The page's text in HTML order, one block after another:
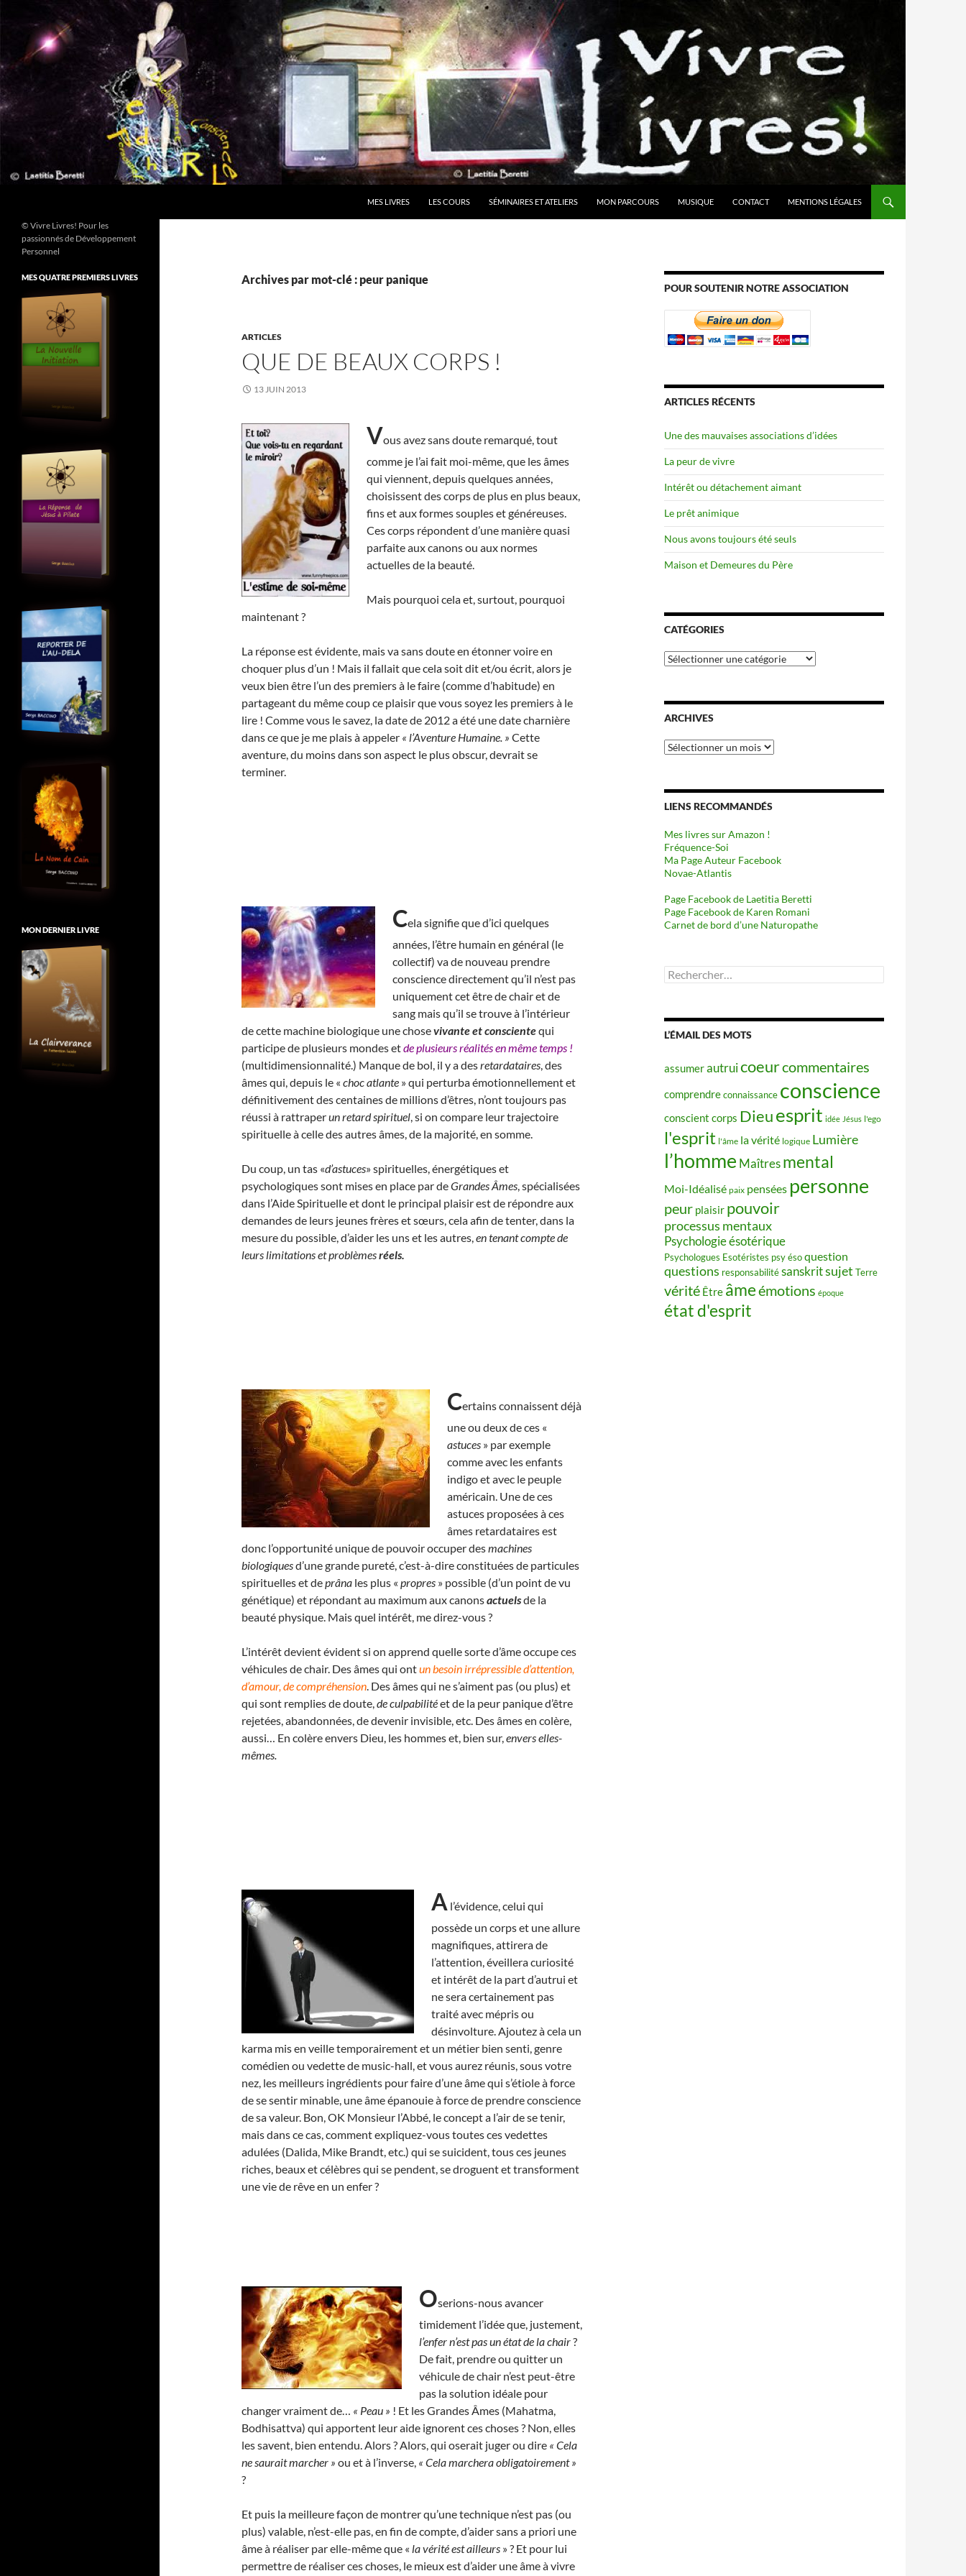
contenu
MES LIVRES LES COURS SÉMINAIRES ET ATELIERS MON PARCOURS MUSIQUE CONTACT MENTIONS LÉGALES
Archives par mot-clé : peur panique
ARTICLES
QUE DE BEAUX CORPS !
13 JUIN 2013
Vous avez sans doute remarqué, tout
comme je l’ai fait moi-même, que les âmes
qui viennent, depuis quelques années,
choisissent des corps de plus en plus beaux,
fins et aux formes souples et généreuses.
Ces corps répondent d’une manière quasi
parfaite aux canons ou aux normes
actuelles de la beauté.
Mais pourquoi cela et, surtout, pourquoi
maintenant ?
La réponse est évidente, mais va sans doute en étonner voire en
choquer plus d’un ! Mais il fallait que cela soit dit et/ou écrit, alors je
veux bien être l’un des premiers à le faire (comme d’habitude) en
partageant du même coup ce plaisir que vous soyez les premiers à le
lire ! Comme vous le savez, la date de 2012 a été une date charnière
dans ce que je me plais à appeler « l’Aventure Humaine. » Cette
aventure, du moins dans son aspect le plus obscur, devrait se
terminer.
Cela signifie que d’ici quelques
années, l’être humain en général (le
collectif) va de nouveau prendre
conscience directement qu’il n’est pas
uniquement cet être de chair et de
sang mais qu’il se trouve à l’intérieur
de cette machine biologique une chosevivante et conscientequi
participe de plusieurs mondes etde plusieurs réalités en même temps !
(multidimensionnalité.) Manque de bol, il y a desretardataires, des
âmes qui, depuis le « choc atlante » qui perturba émotionnellement et
définitivement des centaines de millions d’êtres, n’ont toujours pas
réussi à rattraperun retard spirituel, si on compare leur trajectoire
spirituelle à celle des autres âmes, de la majorité, en somme.
Du coup, un tas «d’astuces» spirituelles, énergétiques et
psychologiques sont mises en place par deGrandes Âmes, spécialisées
dans l’Aide Spirituelle et dont le principal plaisir est de répondre aux
demandes de leurs jeunes frères et sœurs, cela afin de tenter, dans la
mesure du possible, d’aider les uns et les autres,en tenant compte de
leurs limitations et problèmesréels.
Certains connaissent déjà
une ou deux de ces «
astuces » par exemple
comme avec les enfants
indigo et avec le peuple
américain. Une de ces
astuces proposées à ces
âmes retardataires est
donc l’opportunité unique de pouvoir occuper desmachines
biologiquesd’une grande pureté, c’est-à-dire constituées de particules
spirituelles et deprâna les plus « propres » possible (d’un point de vu
génétique) et répondant au maximum aux canonsactuelsde la
beauté physique. Mais quel intérêt, me direz-vous ?
L’intérêt devient évident si on apprend quelle sorte d’âme occupe ces
véhicules de chair. Des âmes qui ontun besoin irrépressible d’attention,
d’amour, de compréhension. Des âmes qui ne s’aiment pas (ou plus) et
qui sont remplies de doute,de culpabilitéet de la peur panique d’être
rejetées, abandonnées, de devenir invisible, etc. Des âmes en colère,
aussi… En colère envers Dieu, les hommes et, bien sur,envers elles-
mêmes.
A l’évidence, celui qui
possède un corps et une allure
magnifiques, attirera de
l’attention, éveillera curiosité
et intérêt de la part d’autrui et
ne sera certainement pas
traité avec mépris ou
désinvolture. Ajoutez à cela un
karma mis en veille temporairement et un métier bien senti, genre
comédien ou vedette de music-hall, et vous aurez réunis, sous votre
nez, les meilleurs ingrédients pour faire d’une âme qui s’étiole à force
de se sentir minable, une âme épanouie à force de prendre conscience
de sa valeur. Bon, OK Monsieur l’Abbé, le concept a l’air de se tenir,
mais dans ce cas, comment expliquez-vous toutes ces vedettes
adulées (Dalida, Mike Brandt, etc.) qui se suicident, tous ces jeunes
riches, beaux et célèbres qui se pendent, se droguent et transforment
une vie de rêve en un enfer ?
Oserions-nous avancer
timidement l’idée que, justement,
l’enfer n’est pas un état de la chair?
De fait, prendre ou quitter un
véhicule de chair n’est peut-être
pas la solution idéale pour
changer vraiment de… « Peau » ! Et les Grandes Âmes (Mahatma,
Bodhisattva) qui apportent leur aide ignorent ces choses ? Non, elles
les savent, bien entendu. Alors ? Alors, qui oserait juger ou dire « Cela
ne saurait marcher » ou et à l’inverse, « Cela marchera obligatoirement »
?
Et puis la meilleure façon de montrer qu’une technique n’est pas (ou
plus) valable, n’est-elle pas, en fin de compte, d’aider sans a priori une
âme à réaliser par elle-même que « la vérité est ailleurs » ? Et pour lui
permettre de réaliser ces choses, le mieux est d’aider une âme à vivre
POUR SOUTENIR NOTRE ASSOCIATION
ARTICLES RÉCENTS
Une des mauvaises associations d’idées
La peur de vivre
Intérêt ou détachement aimant
Le prêt animique
Nous avons toujours été seuls
Maison et Demeures du Père
CATÉGORIES
Catégories
ARCHIVES
Archives
LIENS RECOMMANDÉS
Mes livres sur Amazon !
Fréquence-Soi
Ma Page Auteur Facebook
Novae-Atlantis
Page Facebook de Laetitia Beretti
Page Facebook de Karen Romani
Carnet de bord d’une Naturopathe
Rechercher :
L’ÉMAIL DES MOTS
assumerautruicoeurcommentaires
comprendreconnaissance conscience
conscient corps Dieuesprit idée Jésus l'ego
l'esprit l'âme la vérité logique Lumière
l’homme Maîtres mental
Moi-Idéalisé paix pensées personne
peur plaisir pouvoir
processus mentaux
Psychologie ésotérique
Psychologues Esotéristes psy ésoquestion
questions responsabilitésanskritsujet Terre
vérité Être âmeémotions époque
état d'esprit
© Vivre Livres! Pour les
passionnés de Développement
Personnel
MES QUATRE PREMIERS LIVRES
MON DERNIER LIVRE